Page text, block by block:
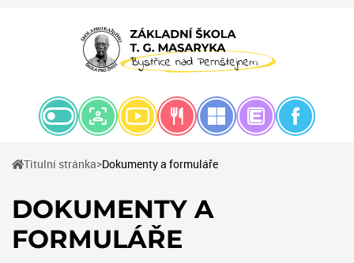
Titulní stránka(current)
Dokumenty a formuláře
DOKUMENTY A
FORMULÁŘE